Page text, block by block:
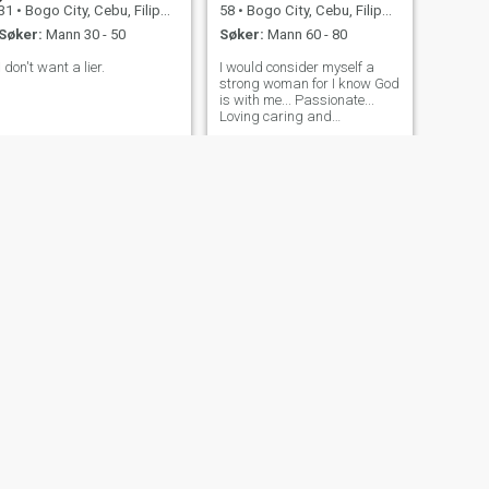
varig, vil jeg elske å koble og
• Bogo City, Cebu, Filippinene
Søker: Mann 30 - 50
I don't want a lier.
58 • Bogo City, Cebu, Filippinene
Søker: Mann 60 - 80
I would consider myself a
strong woman for I know God
is with me... Passionate...
Loving caring and